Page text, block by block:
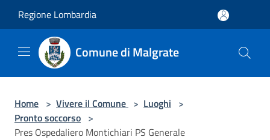
Regione Lombardia
Comune di Malgrate
Home > Vivere il Comune > Luoghi >
Pronto soccorso >
Pres Ospedaliero Montichiari PS Generale